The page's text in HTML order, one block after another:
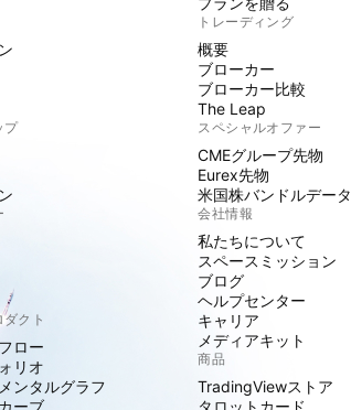
プ
クト
ロー
リオ
ンタルグラフ
ーブ
トレーディング
概要
ブローカー
ブローカー比較
The Leap
スペシャルオファー
CMEグループ先物
Eurex先物
米国株バンドルデータ
会社情報
私たちについて
スペースミッション
ブログ
ヘルプセンター
キャリア
メディアキット
商品
TradingViewストア
タロットカード